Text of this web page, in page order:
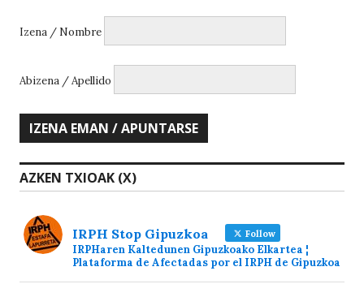
Izena / Nombre
Abizena / Apellido
AZKEN TXIOAK (X)
IRPH Stop Gipuzkoa Follow
IRPHaren Kaltedunen Gipuzkoako Elkartea ¦
Plataforma de Afectadas por el IRPH de Gipuzkoa